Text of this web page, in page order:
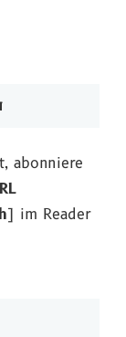
abonniere
] im Reader